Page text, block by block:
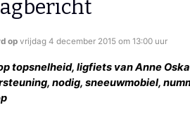
op vrijdag 4 december 2015 om 13:00 uur
topsnelheid, ligfiets van Anne
nodig, sneeuwmobiel,